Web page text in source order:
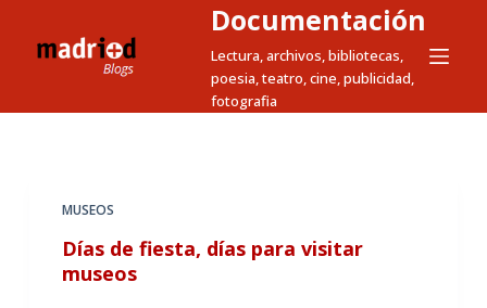
t
Documentación
Lectura, archivos, bibliotecas,
poesia, teatro, cine, publicidad,
fotografia
MUSEOS
Días de fiesta, días para visitar
museos